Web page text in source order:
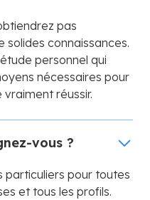
pas
solides connaissances.
personnel qui
nécessaires pour
réussir.
vous ?
particuliers pour toutes
et tous les profils.